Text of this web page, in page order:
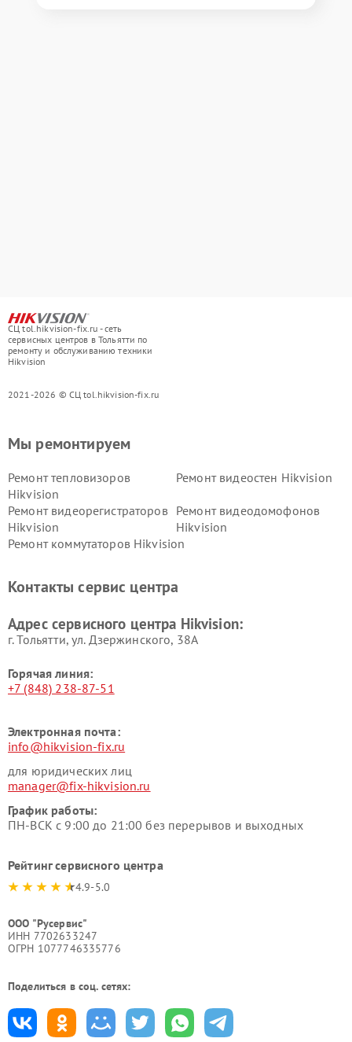
СЦ tol.hikvision-fix.ru - сеть
сервисных центров в Тольятти по
ремонту и обслуживанию техники
Hikvision
2021-2026 © СЦ tol.hikvision-fix.ru
Мы ремонтируем
Ремонт тепловизоров
Hikvision
Ремонт видеостен Hikvision
Ремонт видеорегистраторов
Hikvision
Ремонт видеодомофонов
Hikvision
Ремонт коммутаторов Hikvision
Контакты сервис центра
Адрес сервисного центра Hikvision:
г. Тольятти, ул. Дзержинского, 38А
Горячая линия:
+7 (848) 238-87-51
Электронная почта:
info@hikvision-fix.ru
для юридических лиц
manager@fix-hikvision.ru
График работы:
ПН-ВСК с 9:00 до 21:00 без перерывов и выходных
Рейтинг сервисного центра
4.9-5.0
ООО "Русервис"
ИНН 7702633247
ОГРН 1077746335776
Поделиться в соц. сетях: